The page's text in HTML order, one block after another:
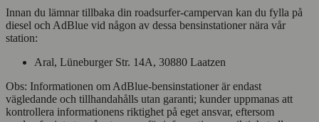
Innan du lämnar tillbaka din roadsurfer-campervan kan du fylla på
diesel och AdBlue vid någon av dessa bensinstationer nära vår
station:
Aral, Lüneburger Str. 14A, 30880 Laatzen
Obs: Informationen om AdBlue-bensinstationer är endast
vägledande och tillhandahålls utan garanti; kunder uppmanas att
kontrollera informationens riktighet på eget ansvar, eftersom